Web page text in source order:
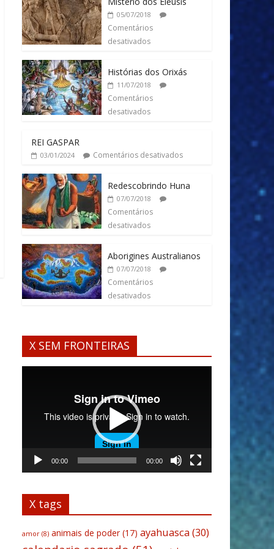
05/07/2018
Comentários
desativados
Histórias dos Orixás
11/07/2018
Comentários
desativados
REI GASPAR
03/01/2024 Comentários desativados
Redescobrindo Huna
07/07/2018
Comentários
desativados
Aborigines Australianos
07/07/2018
Comentários
desativados
X SEM FRONTEIRAS
00:00 00:00
X tags
amor (8) animais de poder(17) ayahuasca(30)